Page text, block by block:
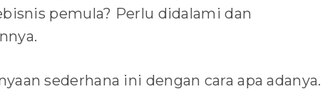
pemula? Perlu didalami dan
sederhana ini dengan cara apa adanya.